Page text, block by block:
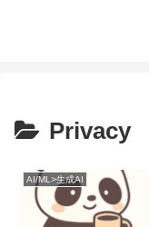
Privacy
AI/ML>生成AI